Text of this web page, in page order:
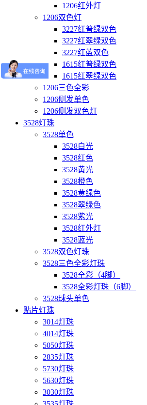
1206红外灯
1206双色灯
3227红普绿双色
3227红翠绿双色
3227红蓝双色
1615红普绿双色
1615红翠绿双色
1206三色全彩
1206侧发单色
1206侧发双色灯
3528灯珠
3528单色
3528白光
3528红色
3528黄光
3528橙色
3528黄绿色
3528翠绿色
3528紫光
3528红外灯
3528蓝光
3528双色灯珠
3528三色全彩灯珠
3528全彩（4脚）
3528全彩灯珠（6脚）
3528球头单色
贴片灯珠
3014灯珠
4014灯珠
5050灯珠
2835灯珠
5730灯珠
5630灯珠
3030灯珠